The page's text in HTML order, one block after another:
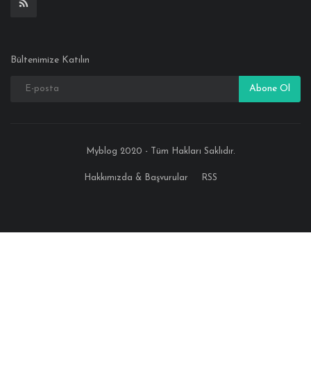
Bültenimize Katılın
Abone Ol
Myblog 2020 - Tüm Hakları Saklıdır.
Hakkımızda & Başvurular RSS